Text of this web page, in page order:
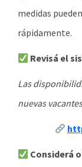
medidas
rápidamente.
Revisá el
Las
nuevas
Considerá